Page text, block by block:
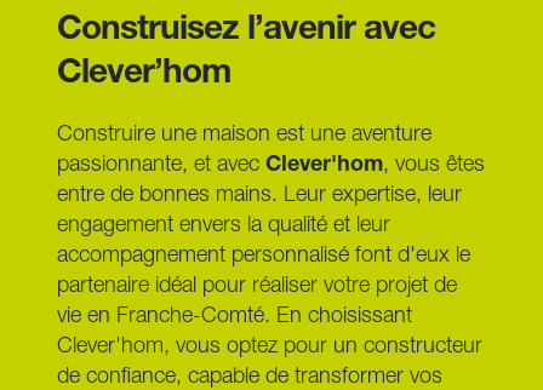
respectent donc parfaitement les exigences
esthétiques des mairies et des Architectes des
Bâtiments de France (ABF), que ce soit dans le
Individuelle (CCMI), le contrat le plus protecteur
en France. Il garantit la livraison à prix et délais
convenus. Nous gérons la conception, le dépôt
jusqu'à la remise des clés de votre maison.
Construisez l’avenir avec
Clever’hom
Construire une maison est une aventure
passionnante, et avec Clever'hom, vous êtes
entre de bonnes mains. Leur expertise, leur
engagement envers la qualité et leur
accompagnement personnalisé font d'eux le
partenaire idéal pour réaliser votre projet de
vie en Franche-Comté. En choisissant
Clever'hom, vous optez pour un constructeur
de confiance, capable de transformer vos